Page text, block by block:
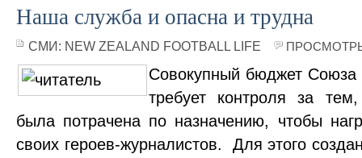
Наша служба и опасна и трудна
СМИ: NEW ZEALAND FOOTBALL LIFE
Совокупный бюджет Союза
требует контроля за
была потрачена по назначению, чтобы
своих героев-журналистов. Для этого